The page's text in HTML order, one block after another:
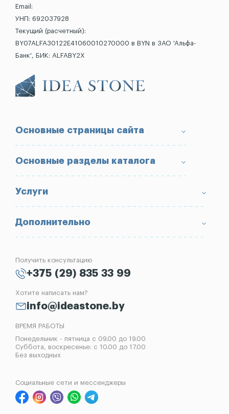
Email:
УНП: 692037928
Текущий (расчетный):
BY07ALFA30122E41060010270000 в BYN в ЗАО 'Альфа-
Банк', БИК: ALFABY2X
Основные страницы сайта
О компании
Доставка и оплата
Условия возврата товара
Портфолио
Вопрос-Ответ
Блог
Контакты
Основные разделы каталога
Памятники
Ограды
Надгробные плиты
Вазы
Услуги
Благоустройство могил
Изготовление памятников
Рассрочка на памятник
Реставрация памятников
Демонтаж памятников
Дополнительно
Получить консультацию
+375 (29) 835 33 99
Хотите написать нам?
info@ideastone.by
ВРЕМЯ РАБОТЫ
Понедельник - пятница с 09.00 до 19.00
Суббота, воскресенье: с 10.00 до 17.00
Без выходных
Социальные сети и мессенджеры